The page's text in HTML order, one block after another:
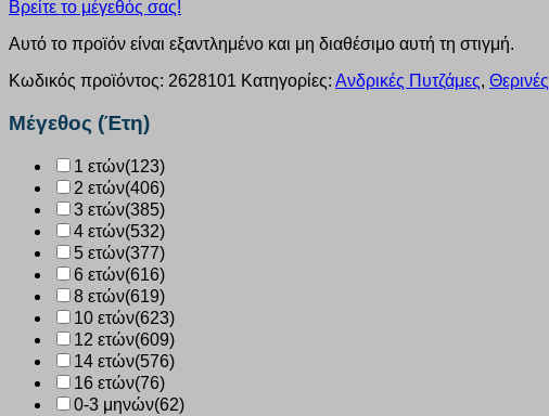
Βρείτε το μέγεθός σας!
Αυτό το προϊόν είναι εξαντλημένο και μη διαθέσιμο αυτή τη στιγμή.
Κωδικός προϊόντος: 2628101 Κατηγορίες: Ανδρικές Πυτζάμες, Θερινές
Μέγεθος (Έτη)
1 ετών(123)
2 ετών(406)
3 ετών(385)
4 ετών(532)
5 ετών(377)
6 ετών(616)
8 ετών(619)
10 ετών(623)
12 ετών(609)
14 ετών(576)
16 ετών(76)
0-3 μηνών(62)